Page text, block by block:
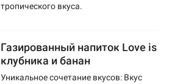
тропического вкуса.
Газированный напиток Love is
клубника и банан
Уникальное сочетание вкусов: Вкус